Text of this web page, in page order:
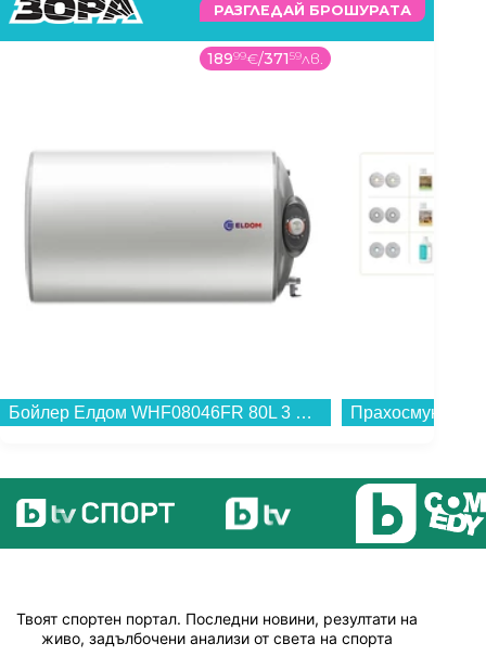
РАЗГЛЕДАЙ БРОШУРАТА
18999€/37159лв.
Бойлер Елдом WHF08046FR 80L 3 KW , 3 , 77 , C , Хоризонтален...
Твоят спортен портал. Последни новини, резултати на
живо, задълбочени анализи от света на спорта